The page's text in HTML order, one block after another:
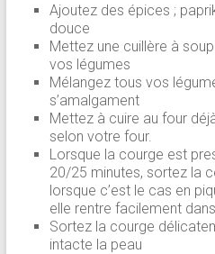
Ajoutez des épices ;
douce
Mettez une cuillère à
vos légumes
Mélangez tous vos
s’amalgament
Mettez à cuire au four
selon votre four.
Lorsque la courge est
20/25 minutes, sortez la
lorsque c’est le cas en
elle rentre facilement
Sortez la courge
intacte la peau